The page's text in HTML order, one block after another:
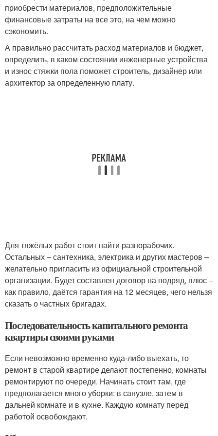
приобрести материалов, предположительные
финансовые затраты на все это, на чем можно
сэкономить.
А правильно рассчитать расход материалов и бюджет,
определить, в каком состоянии инженерные устройства
и износ стяжки пола поможет строитель, дизайнер или
архитектор за определенную плату.
Для тяжёлых работ стоит найти разнорабочих.
Остальных – сантехника, электрика и других мастеров –
желательно пригласить из официальной строительной
организации. Будет составлен договор на подряд, плюс –
как правило, даётся гарантия на 12 месяцев, чего нельзя
сказать о частных бригадах.
Последовательность капитального ремонта
квартиры своими руками
Если невозможно временно куда-либо выехать, то
ремонт в старой квартире делают постепенно, комнаты
ремонтируют по очереди. Начинать стоит там, где
предполагается много уборки: в санузле, затем в
дальней комнате и в кухне. Каждую комнату перед
работой освобождают.